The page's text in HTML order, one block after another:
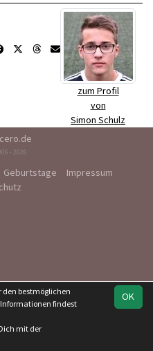
zum Profil
von
Simon Schulz
- 2026
Geburtstage
Impressum
OK
den bestmöglichen
findest
mit der